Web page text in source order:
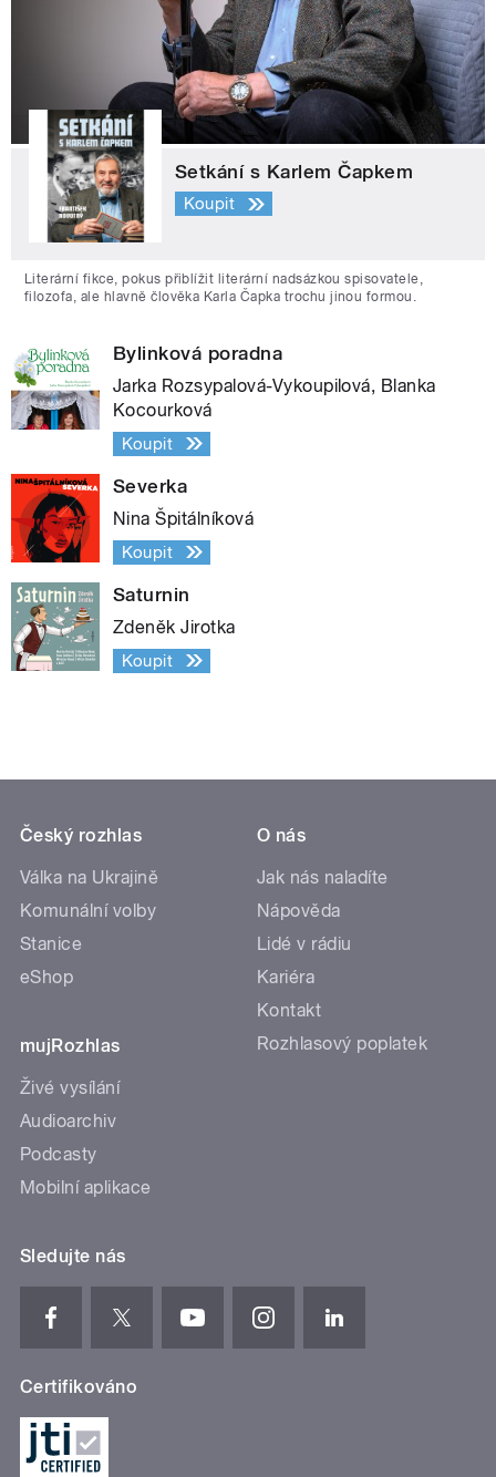
Setkání s Karlem Čapkem
Koupit
Literární fikce, pokus přiblížit literární nadsázkou spisovatele,
filozofa, ale hlavně člověka Karla Čapka trochu jinou formou.
Bylinková poradna
Jarka Rozsypalová-Vykoupilová, Blanka
Kocourková
Koupit
Severka
Nina Špitálníková
Koupit
Saturnin
Zdeněk Jirotka
Koupit
Český rozhlas
Válka na Ukrajině
Komunální volby
Stanice
eShop
mujRozhlas
Živé vysílání
Audioarchiv
Podcasty
Mobilní aplikace
O nás
Jak nás naladíte
Nápověda
Lidé v rádiu
Kariéra
Kontakt
Rozhlasový poplatek
Sledujte nás
Certifikováno